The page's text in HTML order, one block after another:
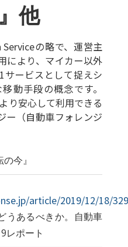
他
の略で、運営主
により、マイカー以外
ービスとして捉えシ
動手段の概念です。
り安心して利用できる
ー（自動車フォレンジ
今』
article/2019/12/18/
うあるべきか。自動車
レポート